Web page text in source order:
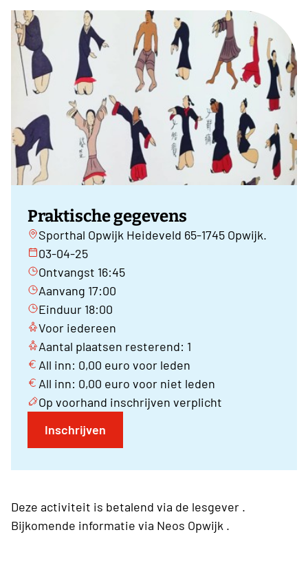
Praktische gegevens
Sporthal Opwijk Heideveld 65-1745 Opwijk.
03-04-25
Ontvangst 16:45
Aanvang 17:00
Einduur 18:00
Voor iedereen
Aantal plaatsen resterend: 1
All inn: 0,00 euro voor leden
All inn: 0,00 euro voor niet leden
Op voorhand inschrijven verplicht
Inschrijven
Deze activiteit is betalend via de lesgever .
Bijkomende informatie via Neos Opwijk .